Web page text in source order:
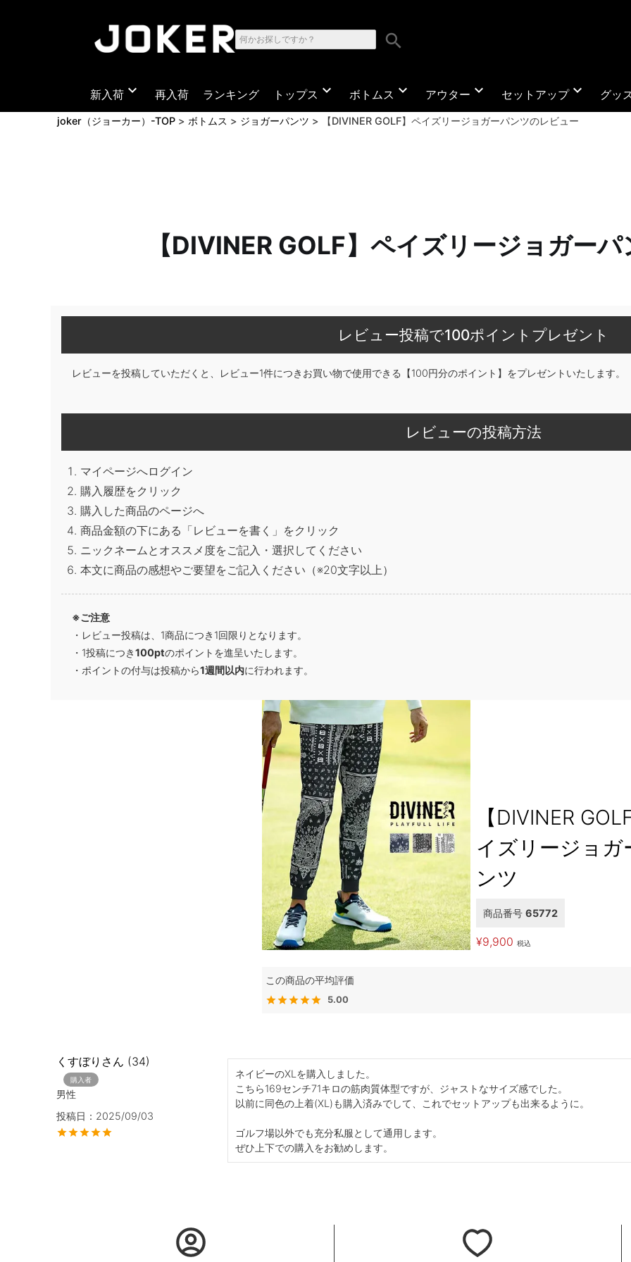
search
新入荷 expand_more 再入荷 ランキング トップス expand_more ボトムス expand_more アウター expand_more セットアップexpand_more グッ
joker（ジョーカー）-TOP ボトムス ジョガーパンツ 【DIVINER GOLF】ペイズリージョガーパンツのレビュー
【DIVINER GOLF】ペイズリージョガー
レビュー投稿で100ポイントプレゼント
レビューを投稿していただくと、レビュー1件につきお買い物で使用できる【100円分のポイント】をプレゼントいたします。
レビューの投稿方法
マイページへログイン
購入履歴をクリック
購入した商品のページへ
商品金額の下にある「レビューを書く」をクリック
ニックネームとオススメ度をご記入・選択してください
本文に商品の感想やご要望をご記入ください（※20文字以上）
※ご注意
・レビュー投稿は、1商品につき1回限りとなります。
・1投稿につき100ptのポイントを進呈いたします。
・ポイントの付与は投稿から1週間以内に行われます。
【DIVINER
イズリージョガ
ンツ
商品番号 65772
¥9,900 税込
5.00
くすぼり
34
購入者
男性
投稿日
2025/09/03
ネイビーのXLを購入しました。
こちら169センチ71キロの筋肉質体型ですが、ジャストなサイズ感でした。
以前に同色の上着(XL)も購入済みでして、これでセットアップも出来るように。
ゴルフ場以外でも充分私服として通用します。
ぜひ上下での購入をお勧めします。